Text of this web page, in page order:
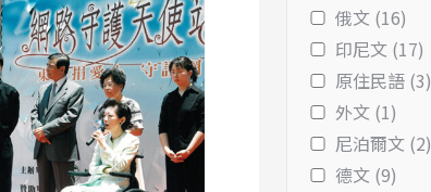
俄文 (16)
印尼文 (17)
原住民語 (3)
外文 (1)
尼泊爾文 (2)
德文 (9)